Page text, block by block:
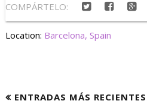
COMPÁRTELO:
Location: Barcelona, Spain
ENTRADAS MÁS RECIENTES